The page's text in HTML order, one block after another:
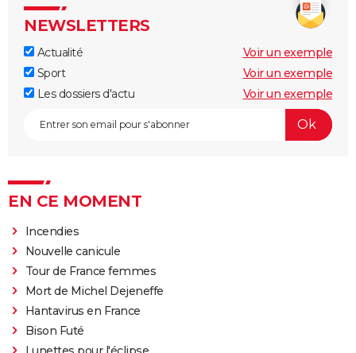
NEWSLETTERS
Actualité
Voir un exemple
Sport
Voir un exemple
Les dossiers d'actu
Voir un exemple
EN CE MOMENT
Incendies
Nouvelle canicule
Tour de France femmes
Mort de Michel Dejeneffe
Hantavirus en France
Bison Futé